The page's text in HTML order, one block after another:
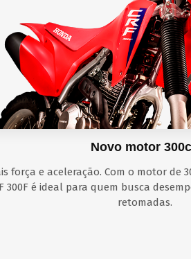
Novo motor
força e aceleração. Com o motor de
300F é ideal para quem busca
retomadas.